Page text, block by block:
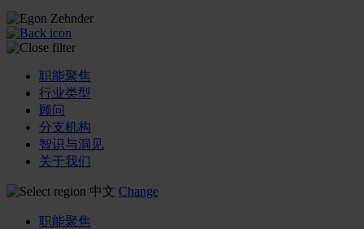
职能聚焦
行业类型
顾问
分支机构
智识与洞见
关于我们
中文 Change
职能聚焦